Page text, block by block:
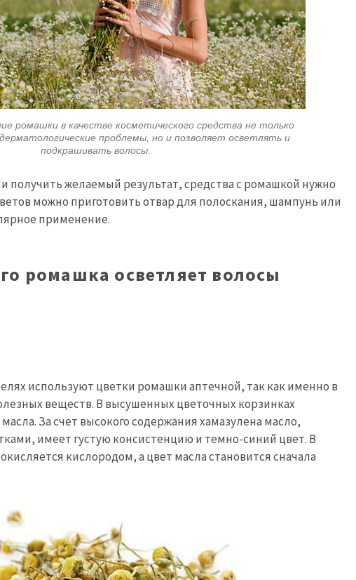
ромашки в качестве косметического средства не только
проблемы, но и позволяет осветлять и
подкрашивать волосы.
получить желаемый результат, средства с ромашкой нужно
можно приготовить отвар для полоскания, шампунь или
применение.
ромашка осветляет волосы
используют цветки ромашки аптечной, так как именно в
веществ. В высушенных цветочных корзинках
За счет высокого содержания хамазулена масло,
имеет густую консистенцию и темно-синий цвет. В
кислородом, а цвет масла становится сначала